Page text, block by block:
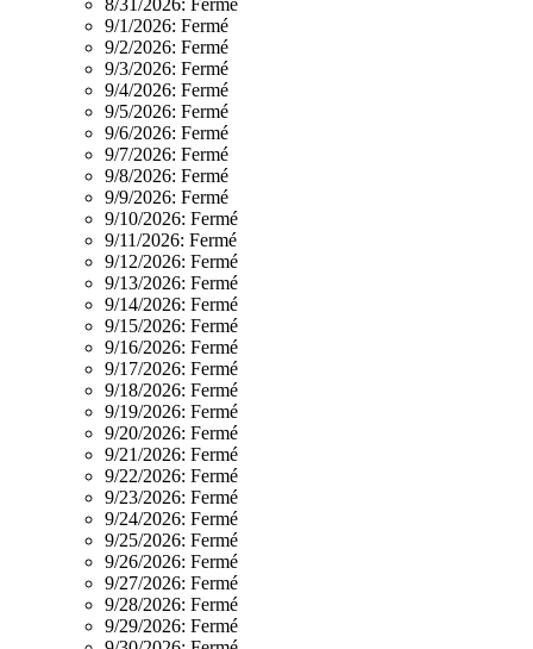
9/1/2026: Fermé
9/2/2026: Fermé
9/3/2026: Fermé
9/4/2026: Fermé
9/5/2026: Fermé
9/6/2026: Fermé
9/7/2026: Fermé
9/8/2026: Fermé
9/9/2026: Fermé
9/10/2026: Fermé
9/11/2026: Fermé
9/12/2026: Fermé
9/13/2026: Fermé
9/14/2026: Fermé
9/15/2026: Fermé
9/16/2026: Fermé
9/17/2026: Fermé
9/18/2026: Fermé
9/19/2026: Fermé
9/20/2026: Fermé
9/21/2026: Fermé
9/22/2026: Fermé
9/23/2026: Fermé
9/24/2026: Fermé
9/25/2026: Fermé
9/26/2026: Fermé
9/27/2026: Fermé
9/28/2026: Fermé
9/29/2026: Fermé